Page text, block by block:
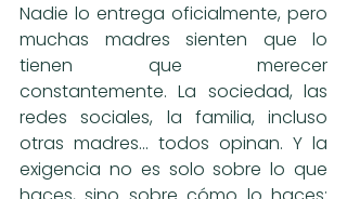
Nadie lo entrega oficialmente, pero
muchas madres sienten que lo
tienen que merecer
constantemente. La sociedad, las
redes sociales, la familia, incluso
otras madres... todos opinan. Y la
exigencia no es solo sobre lo que